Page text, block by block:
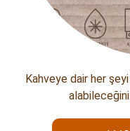
Kahveye dair her